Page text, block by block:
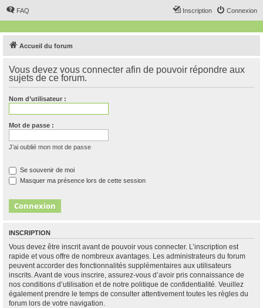
FAQ Connexion
Inscription
Accueil du forum
Vous devez vous connecter afin de pouvoir répondre aux
sujets de ce forum.
Nom d’utilisateur :
Mot de passe :
J’ai oublié mon mot de passe
Se souvenir de moi
Masquer ma présence lors de cette session
INSCRIPTION
Vous devez être inscrit avant de pouvoir vous connecter. L’inscription est
rapide et vous offre de nombreux avantages. Les administrateurs du forum
peuvent accorder des fonctionnalités supplémentaires aux utilisateurs
inscrits. Avant de vous inscrire, assurez-vous d’avoir pris connaissance de
nos conditions d’utilisation et de notre politique de confidentialité. Veuillez
également prendre le temps de consulter attentivement toutes les règles du
forum lors de votre navigation.